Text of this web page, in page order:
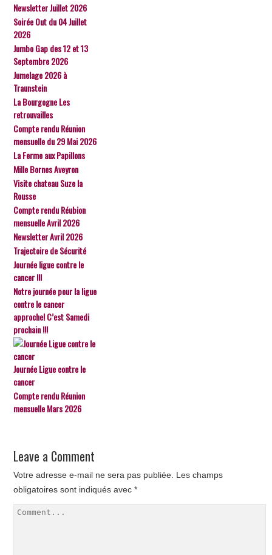
Newsletter Juillet 2026
Soirée Out du 04 Juillet
2026
Jumbo Gap des 12 et 13
Septembre 2026
Jumelage 2026 à
Traunstein
La Bourgogne Les
retrouvailles
Compte rendu Réunion
mensuelle du 29 Mai 2026
La Ferme aux Papillons
Mille Bornes Aveyron
Visite chateau Suze la
Rousse
Compte rendu Réubion
mensuelle Avril 2026
Newsletter Avril 2026
Trajectoire de Sécurité
Journée ligue contre le
cancer !!!
Notre journée pour la ligue
contre le cancer
approche! C’est Samedi
prochain !!!
Journée Ligue contre le
cancer
Compte rendu Réunion
mensuelle Mars 2026
Leave a Comment
Votre adresse e-mail ne sera pas publiée. Les champs
obligatoires sont indiqués avec*